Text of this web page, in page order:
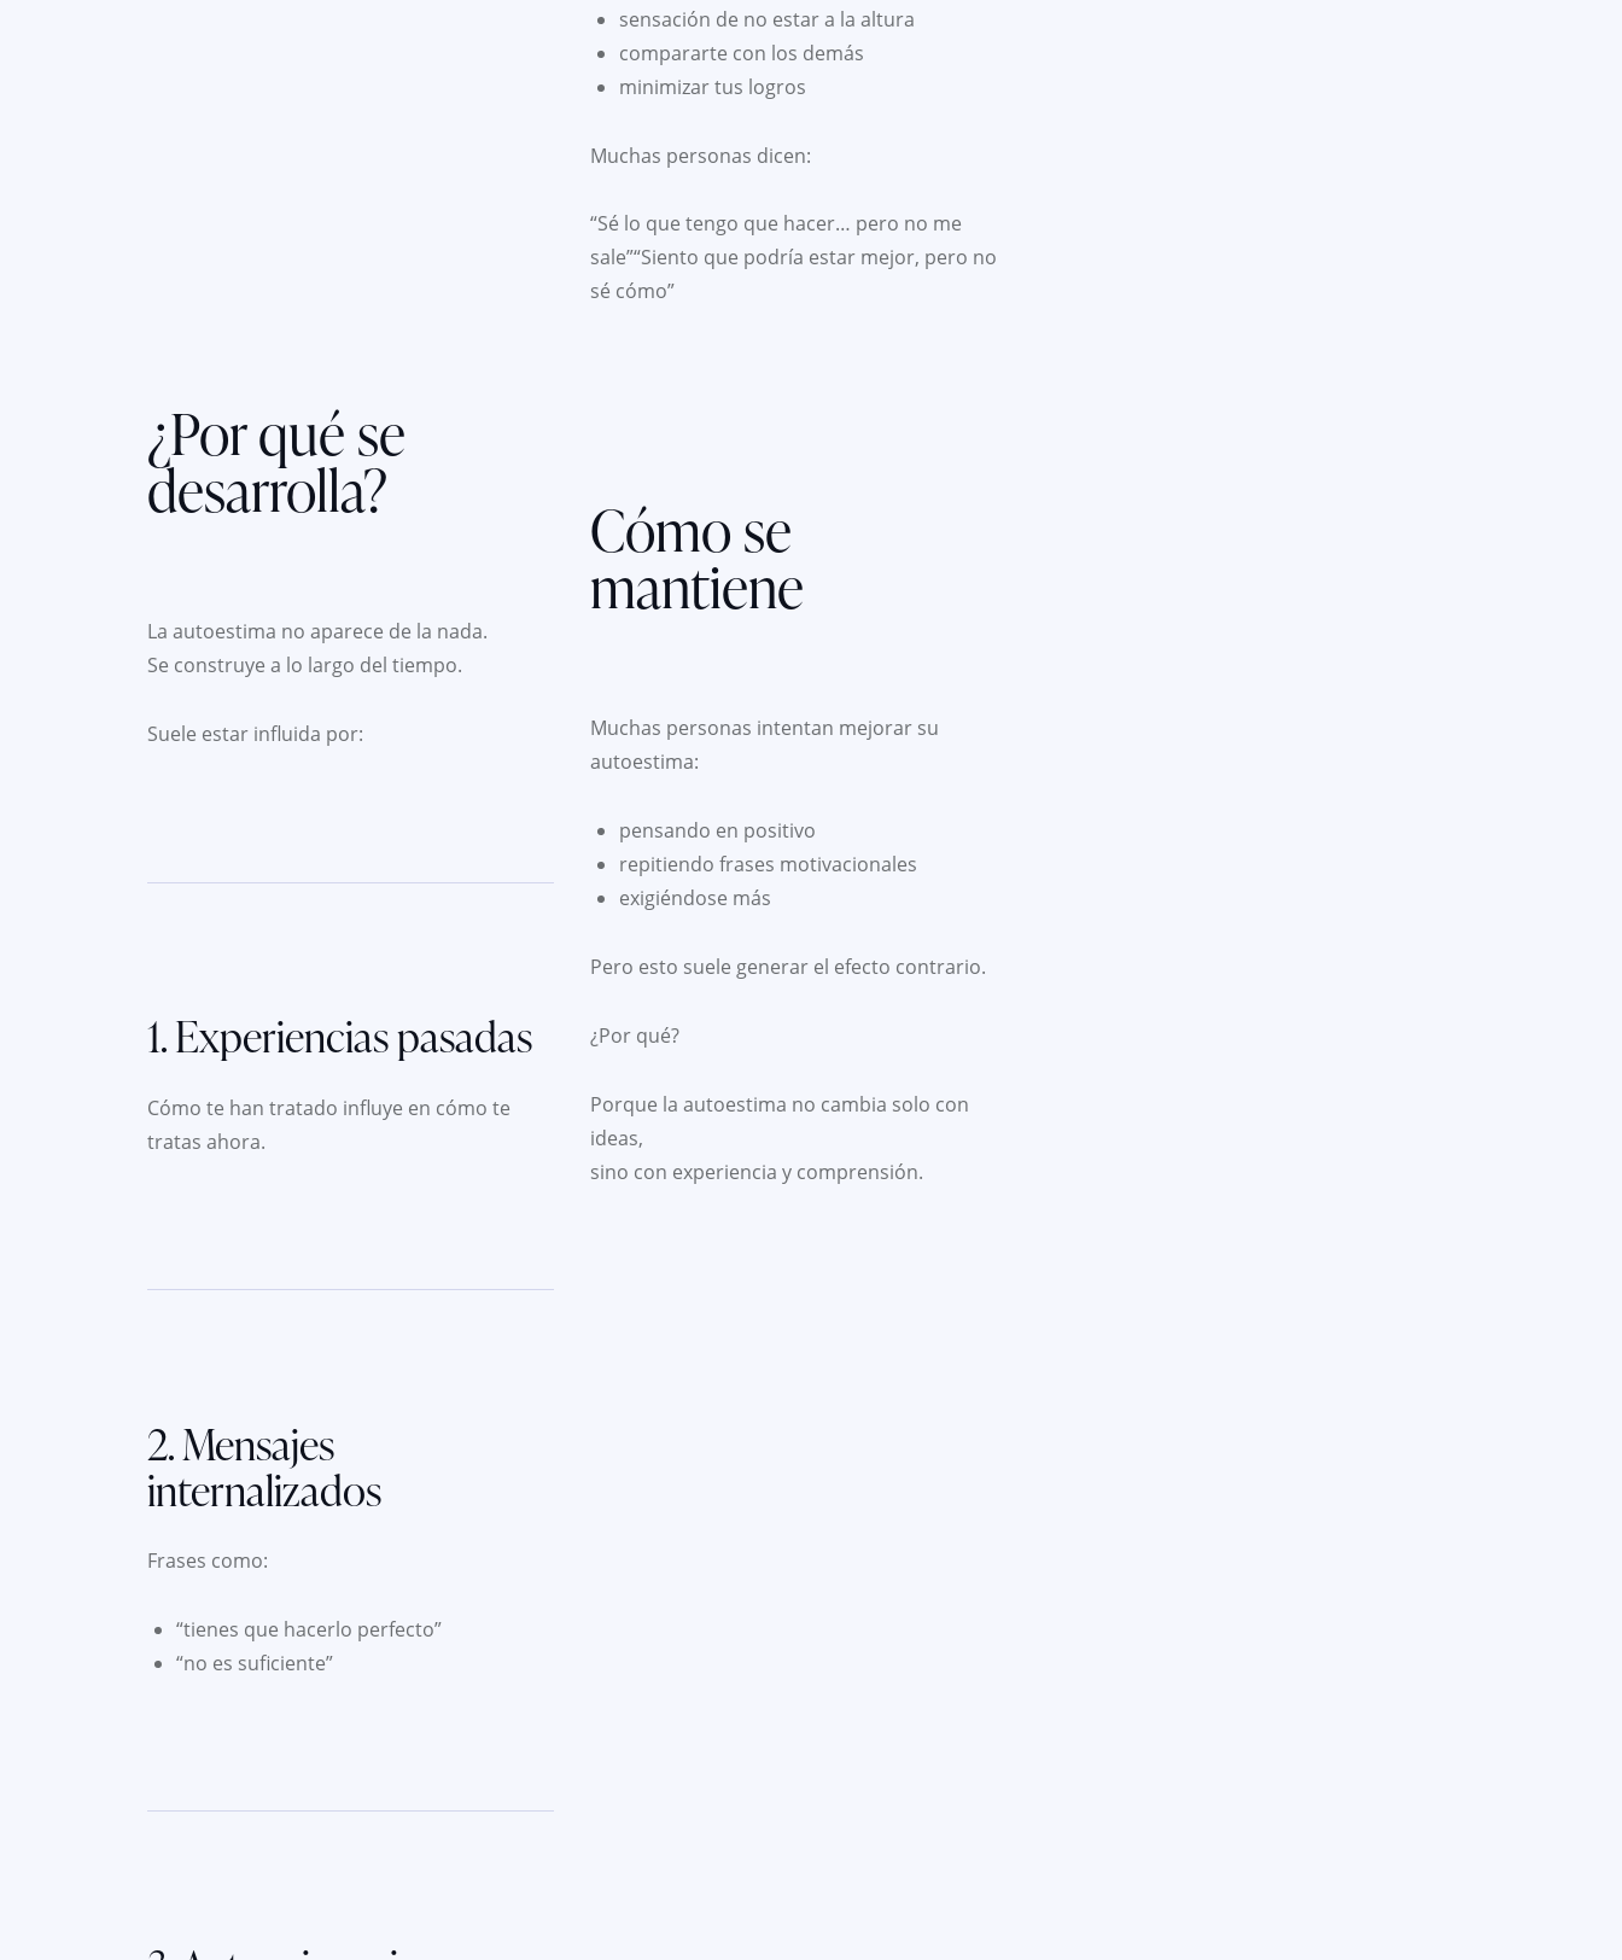
sensación de no estar a la altura
compararte con los demás
minimizar tus logros
Muchas personas dicen:
“Sé lo que tengo que hacer… pero no me
sale”“Siento que podría estar mejor, pero no
sé cómo”
¿Por qué se
desarrolla?
La autoestima no aparece de la nada.
Se construye a lo largo del tiempo.
Suele estar influida por:
1. Experiencias pasadas
Cómo te han tratado influye en cómo te
tratas ahora.
2. Mensajes
internalizados
Frases como:
“tienes que hacerlo perfecto”
“no es suficiente”
Cómo se
mantiene
Muchas personas intentan mejorar su
autoestima:
pensando en positivo
repitiendo frases motivacionales
exigiéndose más
Pero esto suele generar el efecto contrario.
¿Por qué?
Porque la autoestima no cambia solo con
ideas,
sino con experiencia y comprensión.